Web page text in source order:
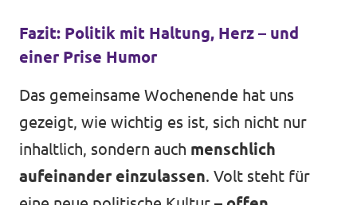
Fazit: Politik mit Haltung, Herz – und
einer Prise Humor
Das gemeinsame Wochenende hat uns
gezeigt, wie wichtig es ist, sich nicht nur
inhaltlich, sondern auch menschlich
aufeinander einzulassen. Volt steht für